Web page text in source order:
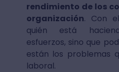
rendimiento de los
organización. Con
quién está
esfuerzos, sino que
están los problemas
laboral.